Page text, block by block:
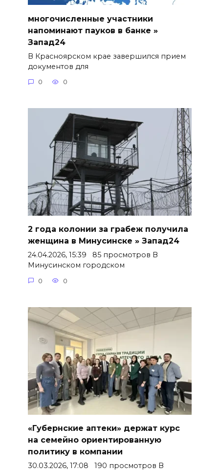
многочисленные участники
напоминают пауков в банке »
Запад24
В Красноярском крае завершился прием
документов для
0 0
2 года колонии за грабеж получила
женщина в Минусинске » Запад24
24.04.2026, 15:39 85 просмотров В
Минусинском городском
0 0
«Губернские аптеки» держат курс
на семейно ориентированную
политику в компании
30.03.2026, 17:08 190 просмотров В